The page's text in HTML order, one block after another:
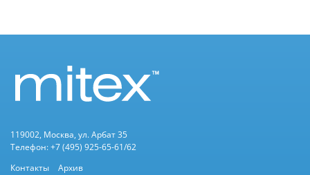
119002, Москва, ул. Арбат 35
Телефон: +7 (495) 925-65-61/62
Контакты
Архив